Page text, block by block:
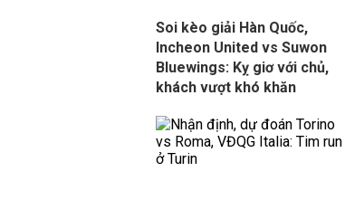
Soi kèo giải Hàn Quốc,
Incheon United vs Suwon
Bluewings: Kỵ giơ với chủ,
khách vượt khó khăn